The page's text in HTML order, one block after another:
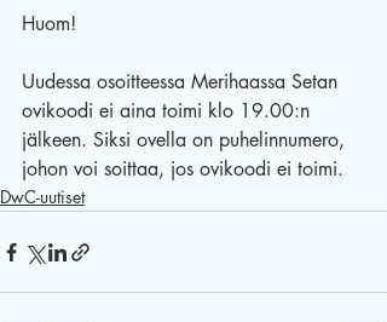
Huom!
Uudessa osoitteessa Merihaassa Setan
ovikoodi ei aina toimi klo 19.00:n
jälkeen. Siksi ovella on puhelinnumero,
johon voi soittaa, jos ovikoodi ei toimi.
DwC-uutiset